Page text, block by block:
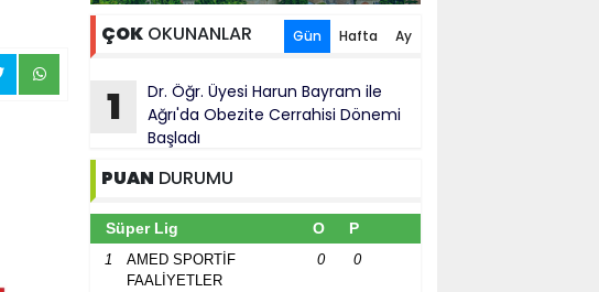
ÇOK OKUNANLAR Gün Hafta Ay
1
Dr. Öğr. Üyesi Harun Bayram ile
Ağrı'da Obezite Cerrahisi Dönemi
Başladı
PUAN DURUMU
Süper Lig O P
1
AMED SPORTİF
FAALİYETLER
0 0